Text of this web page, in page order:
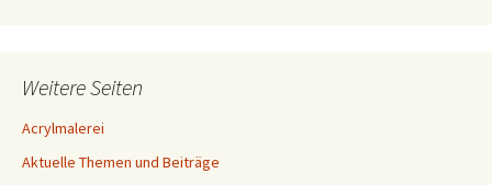
Weitere Seiten
Acrylmalerei
Aktuelle Themen und Beiträge